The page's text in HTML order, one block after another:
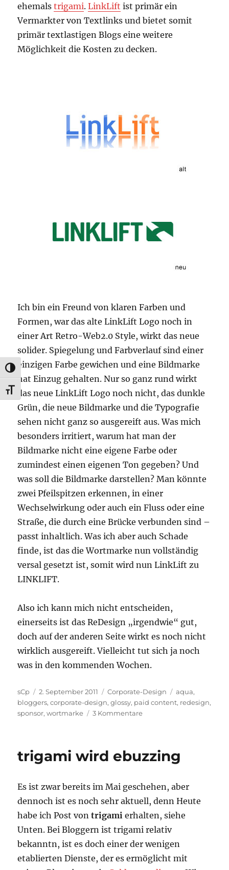
UMSCHALTEN AUF HOHE KONTRASTE
SCHRIFT VERGRÖSSERN
ehemalstrigami.LinkLift ist primär ein
Vermarkter von Textlinks und bietet somit
primär textlastigen Blogs eine weitere
Möglichkeit die Kosten zu decken.
Ich bin ein Freund von klaren Farben und
Formen, war das alte LinkLift Logo noch in
einer Art Retro-Web2.0 Style, wirkt das neue
solider. Spiegelung und Farbverlauf sind einer
einzigen Farbe gewichen und eine Bildmarke
hat Einzug gehalten. Nur so ganz rund wirkt
das neue LinkLift Logo noch nicht, das dunkle
Grün, die neue Bildmarke und die Typografie
sehen nicht ganz so ausgereift aus. Was mich
besonders irritiert, warum hat man der
Bildmarke nicht eine eigene Farbe oder
zumindest einen eigenen Ton gegeben? Und
was soll die Bildmarke darstellen? Man könnte
zwei Pfeilspitzen erkennen, in einer
Wechselwirkung oder auch ein Fluss oder eine
Straße, die durch eine Brücke verbunden sind –
passt inhaltlich. Was ich aber auch Schade
finde, ist das die Wortmarke nun vollständig
versal gesetzt ist, somit wird nun LinkLift zu
LINKLIFT.
Also ich kann mich nicht entscheiden,
einerseits ist das ReDesign „irgendwie“ gut,
doch auf der anderen Seite wirkt es noch nicht
wirklich ausgereift. Vielleicht tut sich ja noch
was in den kommenden Wochen.
Autor
sCp
Veröffentlicht
am
2. September 2011 Kategorien
Corporate-Design Schlagwörter
aqua,
bloggers,corporate-design,glossy, paid content, redesign,
sponsor,wortmarke 3 Kommentarezu
trigami wird ebuzzing
Es ist zwar bereits im Mai geschehen, aber
dennoch ist es noch sehr aktuell, denn Heute
habe ich Post vontrigami erhalten, siehe
Unten. Bei Bloggern ist trigami relativ
bekanntn, ist es doch einer der wenigen
etablierten Dienste, der es ermöglicht mit